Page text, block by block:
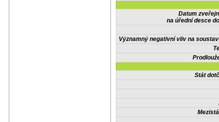
Datum
na úřední desce
Významný negativní vliv na
Stát